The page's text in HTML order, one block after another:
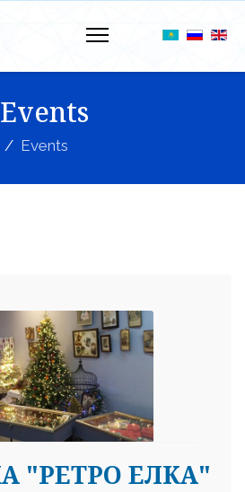
Events
Events
"РЕТРО ЕЛКА"